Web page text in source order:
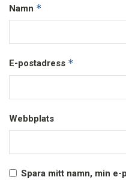
Namn *
E-postadress *
Webbplats
Spara mitt namn, min